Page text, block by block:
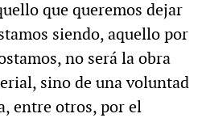
que queremos dejar
siendo, aquello por
no será la obra
sino de una voluntad
entre otros, por el